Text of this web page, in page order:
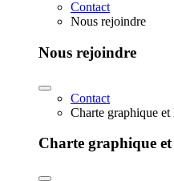
Contact
Nous rejoindre
Nous rejoindre
Contact
Charte graphique et
Charte graphique